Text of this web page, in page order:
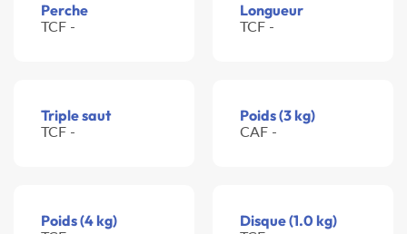
Perche
TCF -
Longueur
TCF -
Triple saut
TCF -
Poids (3 kg)
CAF -
Poids (4 kg) Disque (1.0 kg)